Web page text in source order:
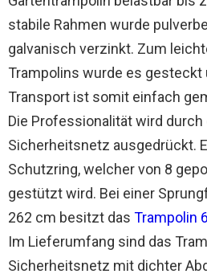
stabile Rahmen wurde
galvanisch verzinkt. Zum
Trampolins wurde es gesteckt
Transport ist somit einfach
Die Professionalität wird
Sicherheitsnetz ausgedrückt.
Schutzring, welcher von 8
gestützt wird. Bei einer
262 cm besitzt das Trampolin
Im Lieferumfang sind das
Sicherheitsnetz mit dichter